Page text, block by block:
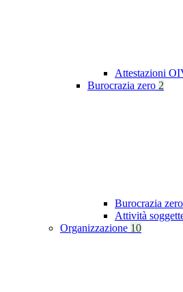
Attestazioni
Burocrazia zero 2
Burocrazia zero
Attività
Organizzazione 10